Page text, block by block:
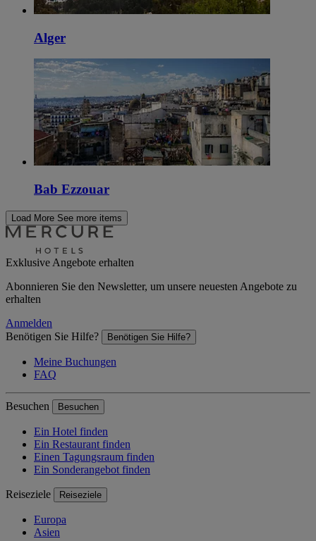
Alger
Bab Ezzouar
Load More See more items
Exklusive Angebote erhalten
Abonnieren Sie den Newsletter, um unsere neuesten Angebote zu
erhalten
Anmelden
Benötigen Sie Hilfe?
Benötigen Sie Hilfe?
Meine Buchungen
FAQ
Besuchen Besuchen
Ein Hotel finden
Ein Restaurant finden
Einen Tagungsraum finden
Ein Sonderangebot finden
Reiseziele Reiseziele
Europa
Asien